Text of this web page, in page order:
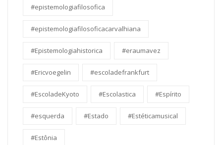
#epistemologiafilosofica
#epistemologiafilosoficacarvalhiana
#Epistemologiahistorica #eraumavez
#Ericvoegelin #escoladefrankfurt
#EscoladeKyoto #Escolastica #Espírito
#esquerda #Estado #Estéticamusical
#Estônia